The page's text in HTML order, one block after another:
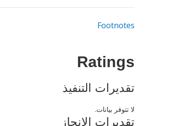
Footnotes
Ratings
تقديرات التنفيذ
لا تتوفر بيانات.
تقديرات الإنجاز